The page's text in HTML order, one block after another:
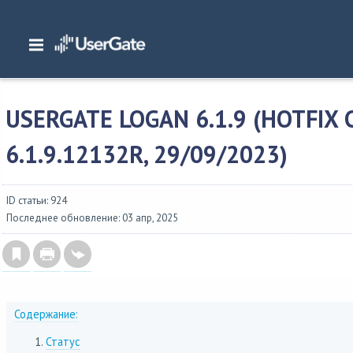
Главная/ Описание версий/UserGate 6.x
6.1.9 (hotfix сборка 6.1.9.12132R, 29/09/2023)
USERGATE LOGAN 6.1.9
6.1.9.12132R, 29/09/2023)
ID статьи: 924
Последнее обновление: 03 апр, 2025
Содержание:
Статус